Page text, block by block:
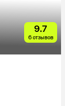
9.7
6 отзывов